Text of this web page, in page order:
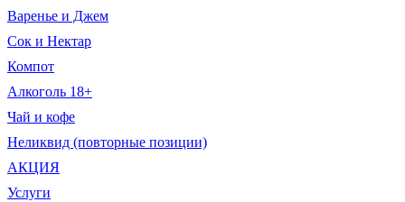
Варенье и Джем
Сок и Нектар
Компот
Алкоголь 18+
Чай и кофе
Неликвид (повторные позиции)
АКЦИЯ
Услуги